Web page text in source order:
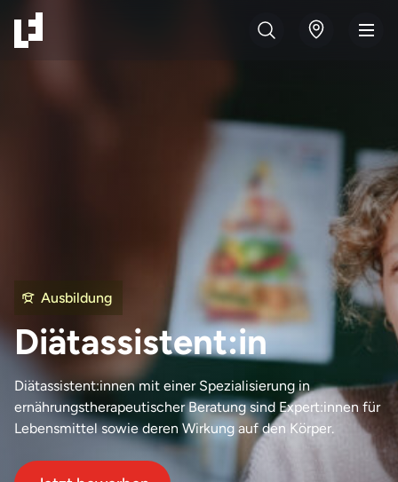
Ausbildung
Diätassistent:in
Diätassistent:innen mit einer Spezialisierung in
ernährungstherapeutischer Beratung sind Expert:innen für
Lebensmittel sowie deren Wirkung auf den Körper.